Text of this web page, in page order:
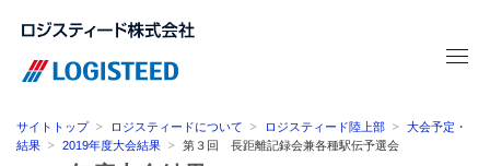
サイトトップ ロジスティードについて ロジスティード陸上部
大会予定・
結果
2019年度大会結果 第３回 長距離記録会兼各種駅伝予選会